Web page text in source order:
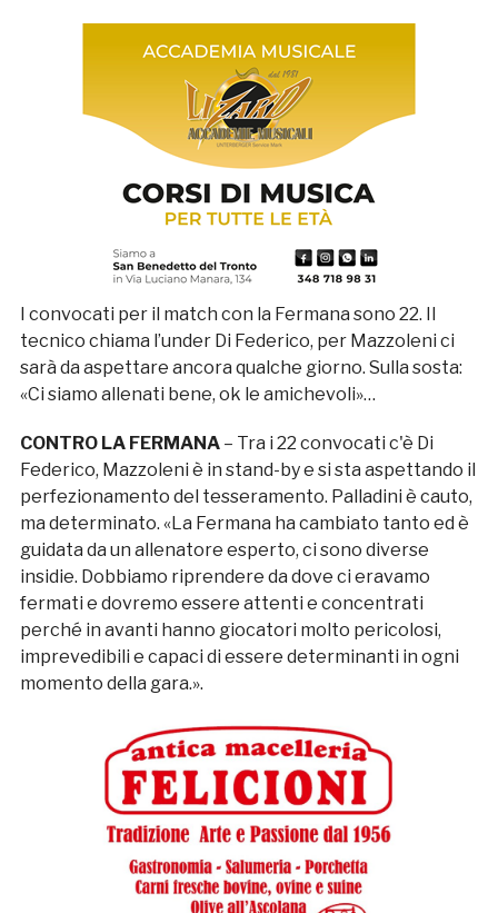
I convocati per il match con la Fermana sono 22. Il
tecnico chiama l’under Di Federico, per Mazzoleni ci
sarà da aspettare ancora qualche giorno. Sulla sosta:
«Ci siamo allenati bene, ok le amichevoli»…
CONTRO LA FERMANA– Tra i 22 convocati c'è Di
Federico, Mazzoleni è in stand-by e si sta aspettando il
perfezionamento del tesseramento. Palladini è cauto,
ma determinato. «La Fermana ha cambiato tanto ed è
guidata da un allenatore esperto, ci sono diverse
insidie. Dobbiamo riprendere da dove ci eravamo
fermati e dovremo essere attenti e concentrati
perché in avanti hanno giocatori molto pericolosi,
imprevedibili e capaci di essere determinanti in ogni
momento della gara.».